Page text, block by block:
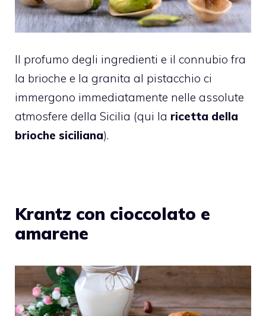
Il profumo degli ingredienti e il connubio fra
la brioche e la granita al pistacchio ci
immergono immediatamente nelle assolute
atmosfere della Sicilia (qui la ricetta della
brioche siciliana).
Krantz con cioccolato e
amarene